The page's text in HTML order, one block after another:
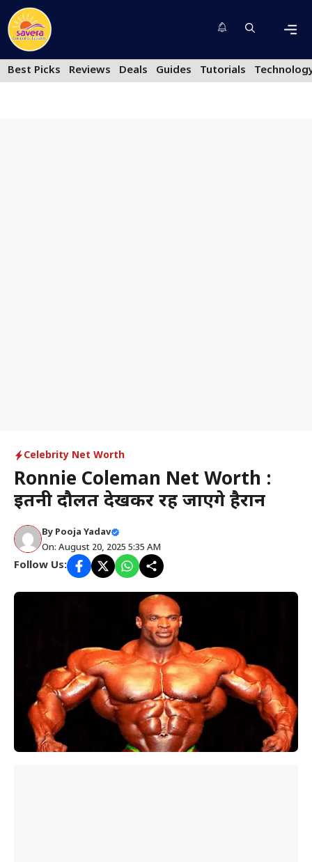
Skip
to
content
Best Picks
Reviews Deals Guides Tutorials
Celebrity Net Worth
Ronnie Coleman Net Worth :
इतनी दौलत देखकर रह जाएंगे हैरान
By Pooja Yadav
On: August 20, 2025 5:35 AM
Follow Us: